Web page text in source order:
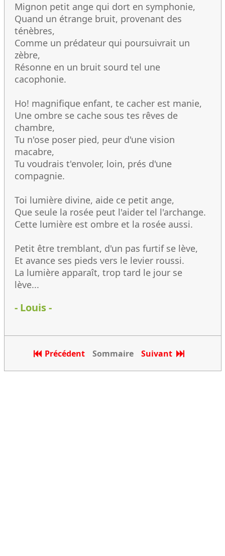
Mignon petit ange qui dort en symphonie,
Quand un étrange bruit, provenant des
ténèbres,
Comme un prédateur qui poursuivrait un
zèbre,
Résonne en un bruit sourd tel une
cacophonie.
Ho! magnifique enfant, te cacher est manie,
Une ombre se cache sous tes rêves de
chambre,
Tu n'ose poser pied, peur d'une vision
macabre,
Tu voudrais t'envoler, loin, prés d'une
compagnie.
Toi lumière divine, aide ce petit ange,
Que seule la rosée peut l'aider tel l'archange.
Cette lumière est ombre et la rosée aussi.
Petit être tremblant, d'un pas furtif se lève,
Et avance ses pieds vers le levier roussi.
La lumière apparaît, trop tard le jour se
lève...
- Louis -
Précédent Sommaire Suivant